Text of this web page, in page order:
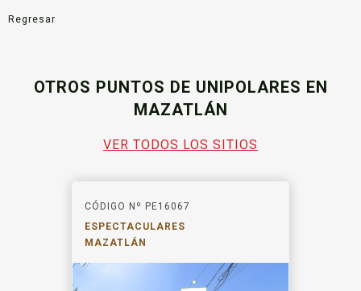
Regresar
OTROS PUNTOS DE UNIPOLARES EN
MAZATLÁN
VER TODOS LOS SITIOS
CÓDIGO Nº PE16067
ESPECTACULARES
MAZATLÁN